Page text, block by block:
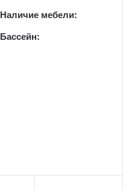
Наличие мебели:
Бассейн: